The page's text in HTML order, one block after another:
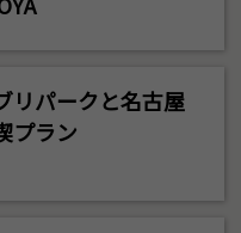
リパークと名古屋
プラン